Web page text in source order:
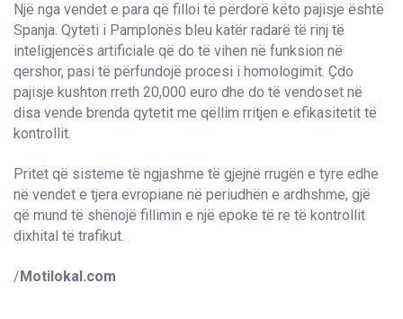
Një nga vendet e para që filloi të përdorë këto pajisje është
Spanja. Qyteti i Pamplonës bleu katër radarë të rinj të
inteligjencës artificiale që do të vihen në funksion në
qershor, pasi të përfundojë procesi i homologimit. Çdo
pajisje kushton rreth 20,000 euro dhe do të vendoset në
disa vende brenda qytetit me qëllim rritjen e efikasitetit të
kontrollit.
Pritet që sisteme të ngjashme të gjejnë rrugën e tyre edhe
në vendet e tjera evropiane në periudhën e ardhshme, gjë
që mund të shënojë fillimin e një epoke të re të kontrollit
dixhital të trafikut.
/Motilokal.com